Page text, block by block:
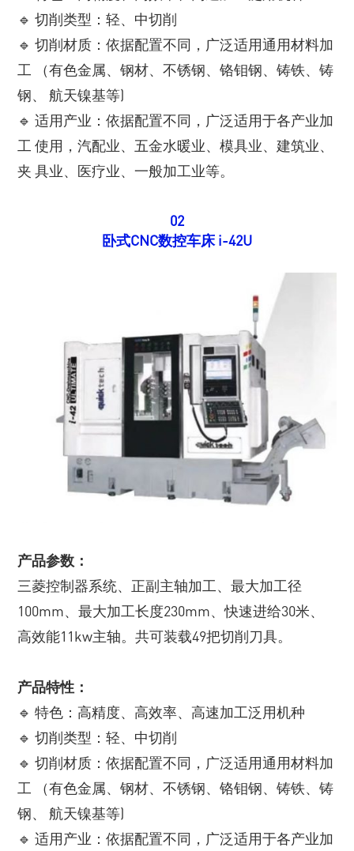
🔹 切削类型：轻、中切削
🔹 切削材质：依据配置不同，广泛适用通用材料加
工 （有色金属、钢材、不锈钢、铬钼钢、铸铁、铸
钢、 航天镍基等)
🔹 适用产业：依据配置不同，广泛适用于各产业加
工 使用，汽配业、五金水暖业、模具业、建筑业、
夹 具业、医疗业、一般加工业等。
02
卧式CNC数控车床 i-42U
产品参数：
三菱控制器系统、正副主轴加工、最大加工径
100mm、最大加工长度230mm、快速进给30米、
高效能11kw主轴。共可装载49把切削刀具。
产品特性：
🔹 特色：高精度、高效率、高速加工泛用机种
🔹 切削类型：轻、中切削
🔹 切削材质：依据配置不同，广泛适用通用材料加
工 （有色金属、钢材、不锈钢、铬钼钢、铸铁、铸
钢、 航天镍基等)
🔹 适用产业：依据配置不同，广泛适用于各产业加